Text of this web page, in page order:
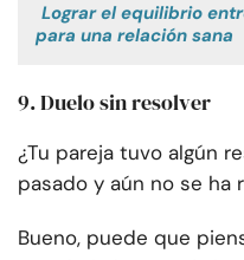
Lograr el equilibrio
para una relación sana
9. Duelo sin resolver
¿Tu pareja tuvo algún
pasado y aún no se ha
Bueno, puede que